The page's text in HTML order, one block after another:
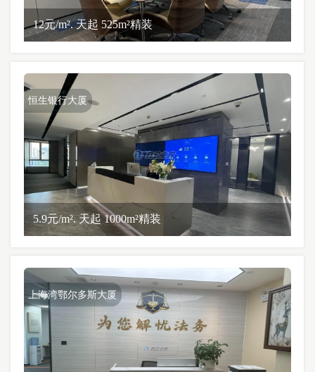
12元/m². 天起 525m²精装
恒生银行大厦
5.9元/m². 天起 1000m²精装
上海湾鄂尔多斯大厦